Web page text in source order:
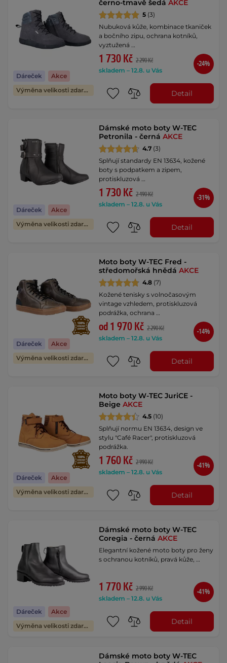
Dáreček
Akce
Výměna velikosti zdarma
černo-tmavě šedáAKCE
5 (3)
Nubuková kůže, kombinace tkaniček
a bočního zipu, ochrana kotníků,
vyztužená …
1 730 Kč 2 290 Kč
skladem – 12.8. u Vás
-24%
Detail
Dáreček
Akce
Výměna velikosti zdarma
Dámské moto boty W-TEC
Petronila - černáAKCE
4.7 (3)
Splňují standardy EN 13634, kožené
boty s podpatkem a zipem,
protiskluzová …
1 730 Kč 2 490 Kč
skladem – 12.8. u Vás
-31%
Detail
Dáreček
Akce
Výměna velikosti zdarma
Moto boty W-TEC Fred -
středomořská hnědáAKCE
4.8 (7)
Kožené tenisky s volnočasovým
vintage vzhledem, protiskluzová
podrážka, ochrana …
od 1 970 Kč 2 290 Kč
skladem – 12.8. u Vás
-14%
Detail
Dáreček
Akce
Výměna velikosti zdarma
Moto boty W-TEC JuriCE -
BeigeAKCE
4.5 (10)
Splňují normu EN 13634, design ve
stylu "Café Racer", protiskluzová
podrážka.
1 760 Kč 2 990 Kč
skladem – 12.8. u Vás
-41%
Detail
Dáreček
Akce
Výměna velikosti zdarma
Dámské moto boty W-TEC
Coregia - černáAKCE
Elegantní kožené moto boty pro ženy
s ochranou kotníků, pravá kůže, …
1 770 Kč 2 990 Kč
skladem – 12.8. u Vás
-41%
Detail
Dámské moto boty W-TEC